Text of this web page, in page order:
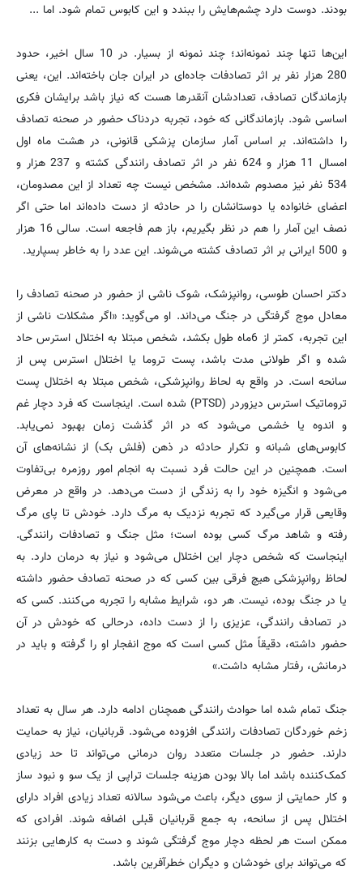
بودند. دوست دارد چشم‌هایش را ببندد و این کابوس تمام شود. اما ...
این‌ها تنها چند نمونه‌اند؛ چند نمونه از بسیار. در 10 سال اخیر، حدود
280 هزار نفر بر اثر تصادفات جاده‌ای در ایران جان باخته‌اند. این، یعنی
بازماندگان تصادف، تعدادشان آنقدرها هست که نیاز باشد برایشان فکری
اساسی شود. بازماندگانی که خود، تجربه دردناک حضور در صحنه تصادف
را داشته‌اند. بر اساس آمار سازمان پزشکی قانونی، در هشت ماه اول
امسال 11 هزار و 624 نفر در اثر تصادف رانندگی کشته و 237 هزار و
534 نفر نیز مصدوم شده‌اند. مشخص نیست چه تعداد از این مصدومان،
اعضای خانواده یا دوستانشان را در حادثه از دست داده‌اند اما حتی اگر
نصف این آمار را هم در نظر بگیریم، باز هم فاجعه است. سالی 16 هزار
و 500 ایرانی بر اثر تصادف کشته می‌شوند. این عدد را به خاطر بسپارید.
دکتر احسان طوسی، روانپزشک، شوک ناشی از حضور در صحنه تصادف را
معادل موج گرفتگی در جنگ می‌داند. او می‌گوید: «اگر مشکلات ناشی از
این تجربه، کمتر از 6ماه طول بکشد، شخص مبتلا به اختلال استرس حاد
شده و اگر طولانی مدت باشد، پست تروما یا اختلال استرس پس از
سانحه است. در واقع به لحاظ روانپزشکی، شخص مبتلا به اختلال پست
تروماتیک استرس دیزوردر (PTSD) شده است. اینجاست که فرد دچار غم
و اندوه یا خشمی می‌شود که در اثر گذشت زمان بهبود نمی‌یابد.
کابوس‌های شبانه و تکرار حادثه در ذهن (فلش بک) از نشانه‌های آن
است. همچنین در این حالت فرد نسبت به انجام امور روزمره بی‌تفاوت
می‌شود و انگیزه خود را به زندگی از دست می‌دهد. در واقع در معرض
وقایعی قرار می‌گیرد که تجربه نزدیک به مرگ دارد. خودش تا پای مرگ
رفته و شاهد مرگ کسی بوده است؛ مثل جنگ و تصادفات رانندگی.
اینجاست که شخص دچار این اختلال می‌شود و نیاز به درمان دارد. به
لحاظ روانپزشکی هیچ فرقی بین کسی که در صحنه تصادف حضور داشته
یا در جنگ بوده، نیست. هر دو، شرایط مشابه را تجربه می‌کنند. کسی که
در تصادف رانندگی، عزیزی را از دست داده، درحالی که خودش در آن
حضور داشته، دقیقاً مثل کسی است که موج انفجار او را گرفته و باید در
درمانش، رفتار مشابه داشت.»
جنگ تمام شده اما حوادث رانندگی همچنان ادامه دارد. هر سال به تعداد
زخم خوردگان تصادفات رانندگی افزوده می‌شود. قربانیان، نیاز به حمایت
دارند. حضور در جلسات متعدد روان درمانی می‌تواند تا حد زیادی
کمک‌کننده باشد اما بالا بودن هزینه جلسات تراپی از یک سو و نبود ساز
و کار حمایتی از سوی دیگر، باعث می‌شود سالانه تعداد زیادی افراد دارای
اختلال پس از سانحه، به جمع قربانیان قبلی اضافه شوند. افرادی که
ممکن است هر لحظه دچار موج گرفتگی شوند و دست به کارهایی بزنند
که می‌تواند برای خودشان و دیگران خطرآفرین باشد.